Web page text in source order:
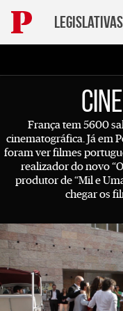
França tem 5600
cinematográfica. Já em
foram ver filmes
realizador do novo
produtor de “Mil e
chegar os